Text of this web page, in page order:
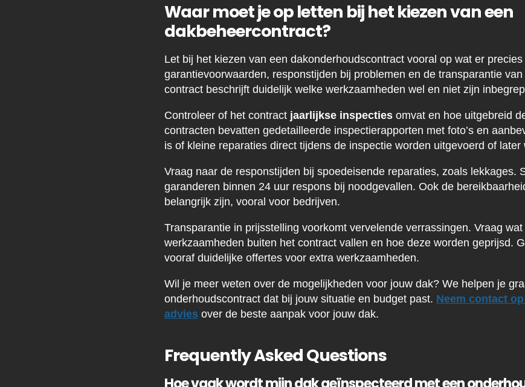
Waar moet je op letten bij het kiezen van een
dakbeheercontract?
Let bij het kiezen van een dakonderhoudscontract vooral op wat er
garantievoorwaarden, responstijden bij problemen en de transparantie
contract beschrijft duidelijk welke werkzaamheden wel en niet zijn
Controleer of het contract jaarlijkse inspecties omvat en hoe uitgebreid
contracten bevatten gedetailleerde inspectierapporten met foto’s en
is of kleine reparaties direct tijdens de inspectie worden uitgevoerd of later
Vraag naar de responstijden bij spoedeisende reparaties, zoals lekkages.
garanderen binnen 24 uur respons bij noodgevallen. Ook de
belangrijk zijn, vooral voor bedrijven.
Transparantie in prijsstelling voorkomt vervelende verrassingen. Vraag
werkzaamheden buiten het contract vallen en hoe deze worden geprijsd.
vooraf duidelijke offertes voor extra werkzaamheden.
Wil je meer weten over de mogelijkheden voor jouw dak? We helpen je
onderhoudscontract dat bij jouw situatie en budget past. Neem contact
advies over de beste aanpak voor jouw dak.
Frequently Asked Questions